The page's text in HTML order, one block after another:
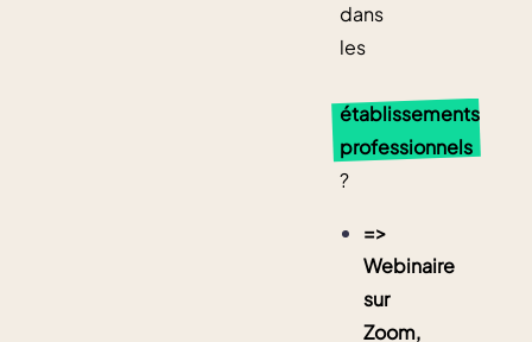
dans
les
établissements
professionnels
?
=>
Webinaire
sur
Zoom,